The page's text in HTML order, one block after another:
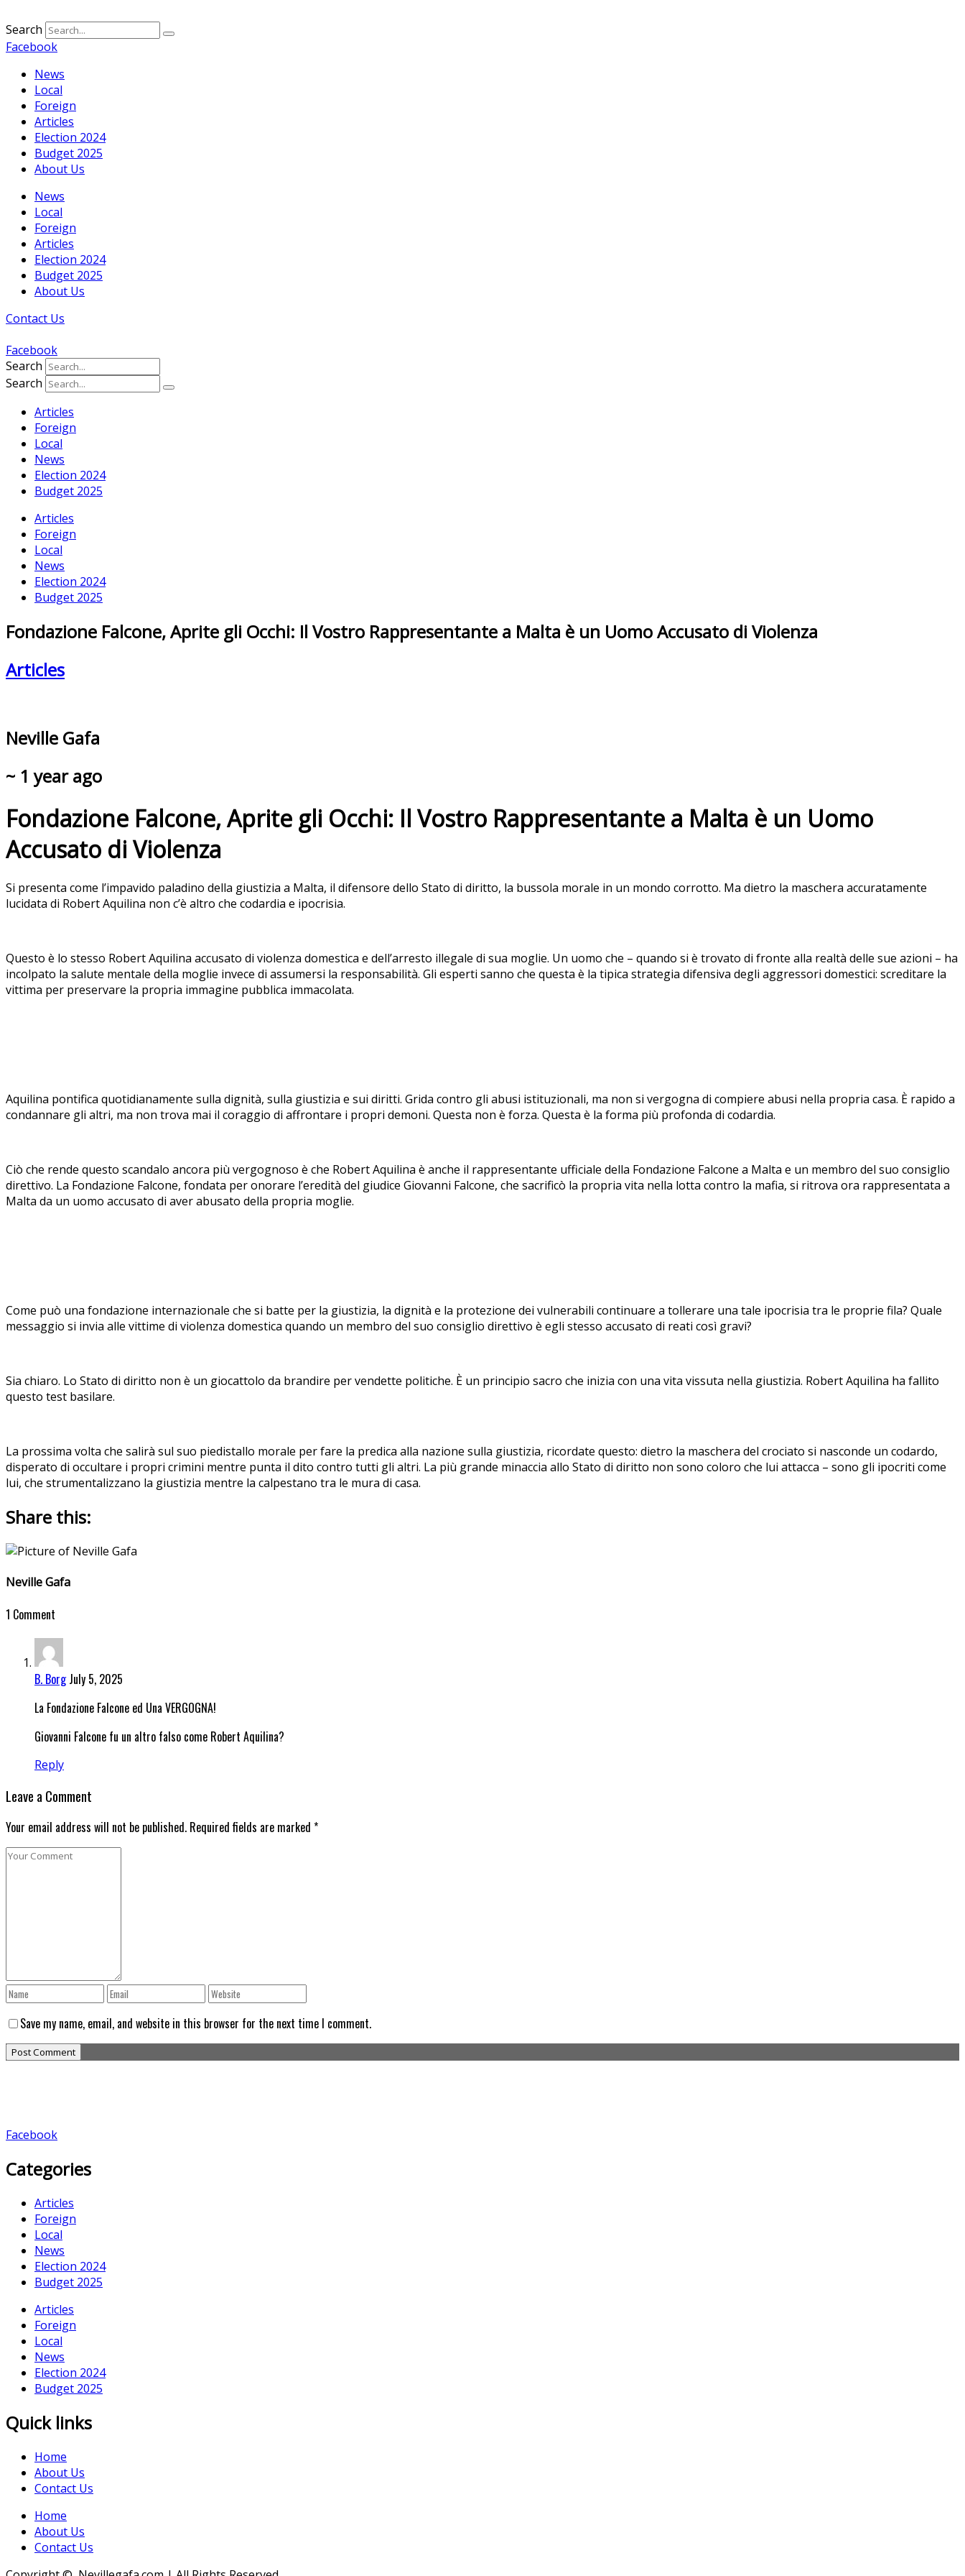
Search
Facebook
News
Local
Foreign
Articles
Election 2024
Budget 2025
About Us
News
Local
Foreign
Articles
Election 2024
Budget 2025
About Us
Contact Us
Facebook
Search
Search
Articles
Foreign
Local
News
Election 2024
Budget 2025
Articles
Foreign
Local
News
Election 2024
Budget 2025
Fondazione Falcone, Aprite gli Occhi: Il Vostro Rappresentante a Malta è un Uomo Accusato di Violenza
Articles
Neville Gafa
~ 1 year ago
Fondazione Falcone, Aprite gli Occhi: Il Vostro Rappresentante a Malta è un Uomo
Accusato di Violenza
Si presenta come l’impavido paladino della giustizia a Malta, il difensore dello Stato di diritto, la bussola morale in un mondo corrotto. Ma dietro la maschera accuratamente
lucidata di Robert Aquilina non c’è altro che codardia e ipocrisia.
Questo è lo stesso Robert Aquilina accusato di violenza domestica e dell’arresto illegale di sua moglie. Un uomo che – quando si è trovato di fronte alla realtà delle sue azioni – ha
incolpato la salute mentale della moglie invece di assumersi la responsabilità. Gli esperti sanno che questa è la tipica strategia difensiva degli aggressori domestici: screditare la
vittima per preservare la propria immagine pubblica immacolata.
Aquilina pontifica quotidianamente sulla dignità, sulla giustizia e sui diritti. Grida contro gli abusi istituzionali, ma non si vergogna di compiere abusi nella propria casa. È rapido a
condannare gli altri, ma non trova mai il coraggio di affrontare i propri demoni. Questa non è forza. Questa è la forma più profonda di codardia.
Ciò che rende questo scandalo ancora più vergognoso è che Robert Aquilina è anche il rappresentante ufficiale della Fondazione Falcone a Malta e un membro del suo consiglio
direttivo. La Fondazione Falcone, fondata per onorare l’eredità del giudice Giovanni Falcone, che sacrificò la propria vita nella lotta contro la mafia, si ritrova ora rappresentata a
Malta da un uomo accusato di aver abusato della propria moglie.
Come può una fondazione internazionale che si batte per la giustizia, la dignità e la protezione dei vulnerabili continuare a tollerare una tale ipocrisia tra le proprie fila? Quale
messaggio si invia alle vittime di violenza domestica quando un membro del suo consiglio direttivo è egli stesso accusato di reati così gravi?
Sia chiaro. Lo Stato di diritto non è un giocattolo da brandire per vendette politiche. È un principio sacro che inizia con una vita vissuta nella giustizia. Robert Aquilina ha fallito
questo test basilare.
La prossima volta che salirà sul suo piedistallo morale per fare la predica alla nazione sulla giustizia, ricordate questo: dietro la maschera del crociato si nasconde un codardo,
disperato di occultare i propri crimini mentre punta il dito contro tutti gli altri. La più grande minaccia allo Stato di diritto non sono coloro che lui attacca – sono gli ipocriti come
lui, che strumentalizzano la giustizia mentre la calpestano tra le mura di casa.
Share this:
Neville Gafa
1 Comment
B. Borg July 5, 2025
La Fondazione Falcone ed Una VERGOGNA!
Giovanni Falcone fu un altro falso come Robert Aquilina?
Reply
Leave a Comment
Your email address will not be published. Required fields are marked *
Save my name, email, and website in this browser for the next time I comment.
Facebook
Categories
Articles
Foreign
Local
News
Election 2024
Budget 2025
Articles
Foreign
Local
News
Election 2024
Budget 2025
Quick links
Home
About Us
Contact Us
Home
About Us
Contact Us